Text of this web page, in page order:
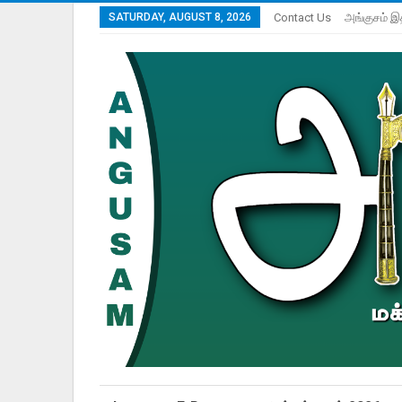
SATURDAY, AUGUST 8, 2026 Contact Us அங்குசம்